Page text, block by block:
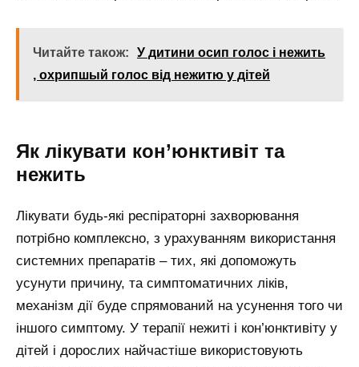
Читайте також:
У дитини осип голос і нежить
, охрипшый голос від нежитю у дітей
Як лікувати кон’юнктивіт та
нежить
Лікувати будь-які респіраторні захворювання
потрібно комплексно, з урахуванням використання
системних препаратів – тих, які допоможуть
усунути причину, та симптоматичних ліків,
механізм дії буде спрямований на усунення того чи
іншого симптому. У терапії нежиті і кон’юнктивіту у
дітей і дорослих найчастіше використовують